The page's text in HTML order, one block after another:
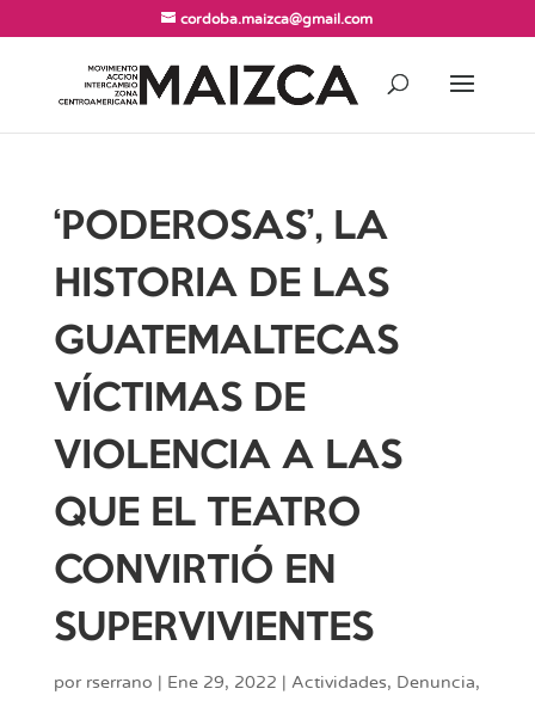
cordoba.maizca@gmail.com
‘PODEROSAS’, LA
HISTORIA DE LAS
GUATEMALTECAS
VÍCTIMAS DE
VIOLENCIA A LAS
QUE EL TEATRO
CONVIRTIÓ EN
SUPERVIVIENTES
por rserrano Ene 29, 2022 Actividades, Denuncia,